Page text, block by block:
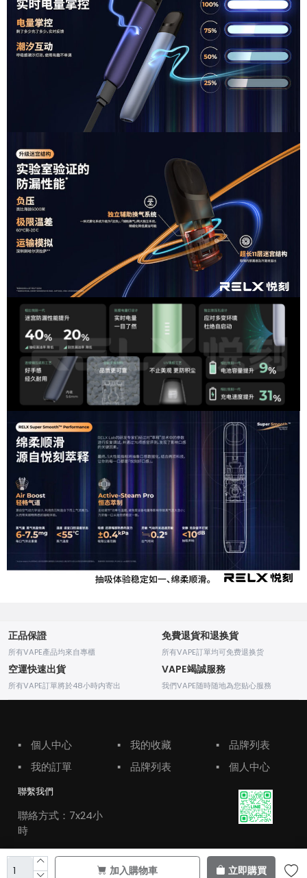
加入購物車 立即購買
正品保證
所有VAPE產品均來自專櫃
免費退貨和退换貨
所有VAPE訂單均可免费退换货
空運快速出貨
所有VAPE訂單將於48小時内寄出
VAPE竭誠服務
我們VAPE随時随地為您贴心服務
▪
個人中心
▪
我的訂單
▪
我的收藏
▪
品牌列表
▪
品牌列表
▪
個人中心
聯繫我們
聯絡方式：7x24小
時